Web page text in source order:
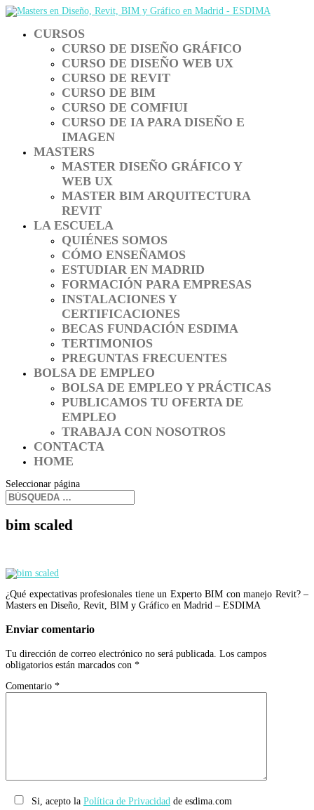
CURSOS
CURSO DE DISEÑO GRÁFICO
CURSO DE DISEÑO WEB UX
CURSO DE REVIT
CURSO DE BIM
CURSO DE COMFIUI
CURSO DE IA PARA DISEÑO E
IMAGEN
MASTERS
MASTER DISEÑO GRÁFICO Y
WEB UX
MASTER BIM ARQUITECTURA
REVIT
LA ESCUELA
QUIÉNES SOMOS
CÓMO ENSEÑAMOS
ESTUDIAR EN MADRID
FORMACIÓN PARA EMPRESAS
INSTALACIONES Y
CERTIFICACIONES
BECAS FUNDACIÓN ESDIMA
TERTIMONIOS
PREGUNTAS FRECUENTES
BOLSA DE EMPLEO
BOLSA DE EMPLEO Y PRÁCTICAS
PUBLICAMOS TU OFERTA DE
EMPLEO
TRABAJA CON NOSOTROS
CONTACTA
HOME
Seleccionar página
bim scaled
¿Qué expectativas profesionales tiene un Experto BIM con manejo Revit? –
Masters en Diseño, Revit, BIM y Gráfico en Madrid – ESDIMA
Enviar comentario
Tu dirección de correo electrónico no será publicada. Los campos
obligatorios están marcados con *
Comentario *
Si, acepto la Política de Privacidad de esdima.com